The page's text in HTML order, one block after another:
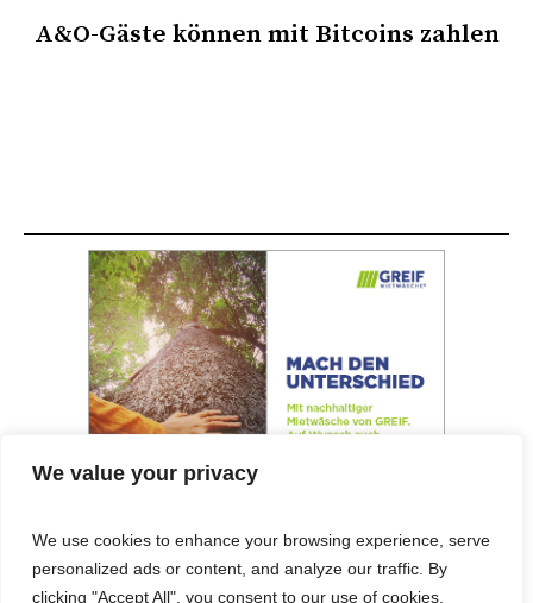
We value your privacy
We use cookies to enhance your browsing experience, serve
personalized ads or content, and analyze our traffic. By
clicking "Accept All", you consent to our use of cookies.
A&O-Gäste können mit Bitcoins zahlen
© 2025 Cost&Logis